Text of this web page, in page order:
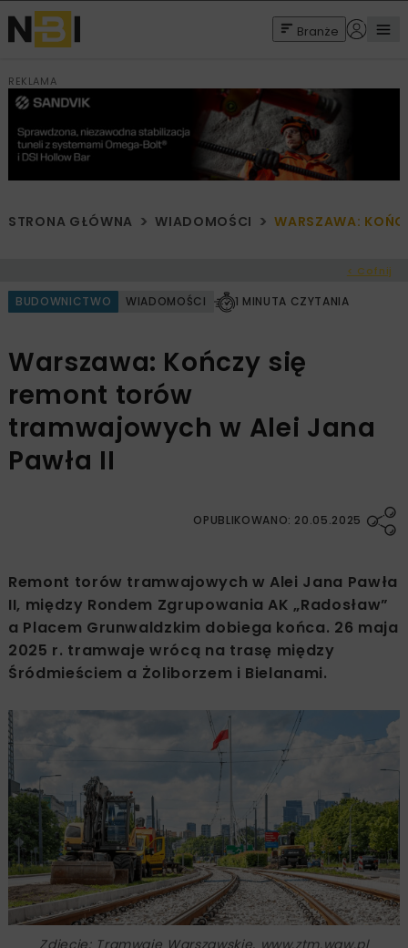
Branże
REKLAMA
STRONA GŁÓWNA WIADOMOŚCI WARSZAWA:
< Cofnij
BUDOWNICTWO WIADOMOŚCI 1 MINUTA CZYTANIA
Warszawa: Kończy się
remont torów
tramwajowych w Alei Jana
Pawła II
OPUBLIKOWANO: 20.05.2025
Remont torów tramwajowych w Alei Jana Pawła
II, między Rondem Zgrupowania AK „Radosław”
a Placem Grunwaldzkim dobiega końca. 26 maja
2025 r. tramwaje wrócą na trasę między
Śródmieściem a Żoliborzem i Bielanami.